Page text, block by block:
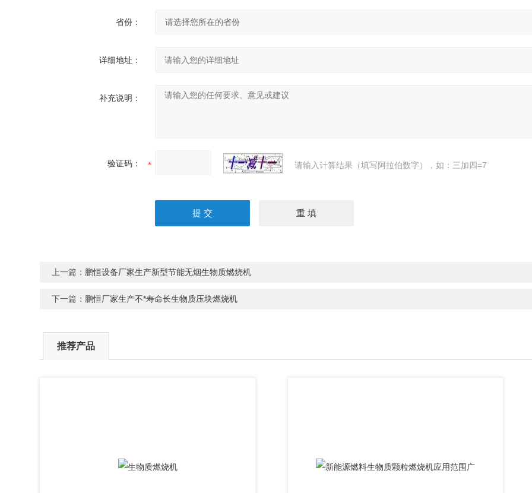
省份：
详细地址：
补充说明：
验证码： 请输入计算结果（填写阿拉伯数字），如：三加四=7
上一篇： 鹏恒设备厂家生产新型节能无烟生物质燃烧机
下一篇： 鹏恒厂家生产不*寿命长生物质压块燃烧机
推荐产品